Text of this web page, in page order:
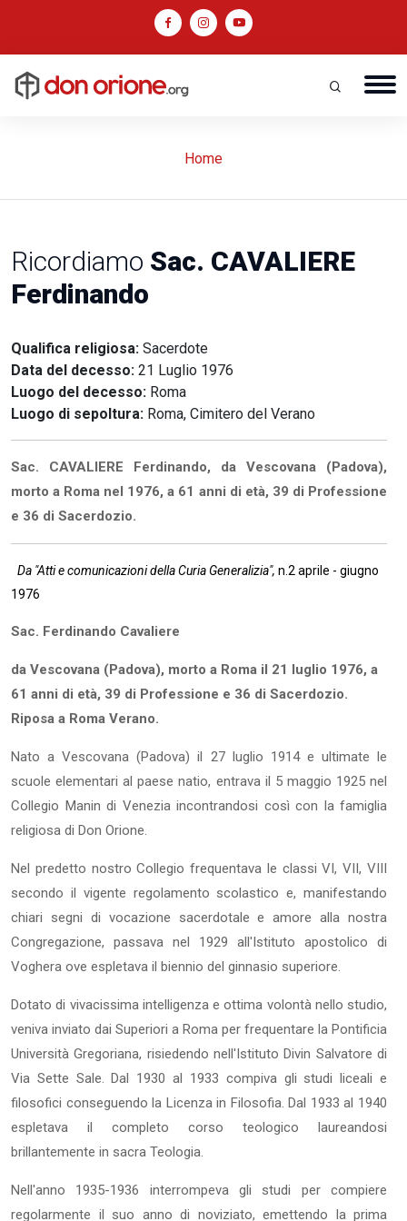
Home
Ricordiamo Sac. CAVALIERE
Ferdinando
Qualifica religiosa: Sacerdote
Data del decesso: 21 Luglio 1976
Luogo del decesso: Roma
Luogo di sepoltura: Roma, Cimitero del Verano
Sac. CAVALIERE Ferdinando, da Vescovana (Padova),
morto a Roma nel 1976, a 61 anni di età, 39 di Professione
e 36 di Sacerdozio.
Da "Atti e comunicazioni della Curia Generalizia", n.2 aprile - giugno
1976
Sac. Ferdinando Cavaliere
da Vescovana (Padova), morto a Roma il 21 luglio 1976, a
61 anni di età, 39 di Professione e 36 di Sacerdozio.
Riposa a Roma Verano.
Nato a Vescovana (Padova) il 27 luglio 1914 e ultimate le
scuole elementari al paese natio, entrava il 5 maggio 1925 nel
Collegio Manin di Venezia incontrandosi così con la famiglia
religiosa di Don Orione.
Nel predetto nostro Collegio frequentava le classi VI, VII, VIII
secondo il vigente regolamento scolastico e, manifestando
chiari segni di vocazione sacerdotale e amore alla nostra
Congregazione, passava nel 1929 all'Istituto apostolico di
Voghera ove espletava il biennio del ginnasio superiore.
Dotato di vivacissima intelligenza e ottima volontà nello studio,
veniva inviato dai Superiori a Roma per frequentare la Pontificia
Università Gregoriana, risiedendo nell'Istituto Divin Salvatore di
Via Sette Sale. Dal 1930 al 1933 compiva gli studi liceali e
filosofici conseguendo la Licenza in Filosofia. Dal 1933 al 1940
espletava il completo corso teologico laureandosi
brillantemente in sacra Teologia.
Nell'anno 1935-1936 interrompeva gli studi per compiere
regolarmente il suo anno di noviziato, emettendo la prima